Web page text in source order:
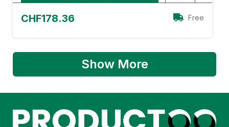
CHF178.36 Free
Show More